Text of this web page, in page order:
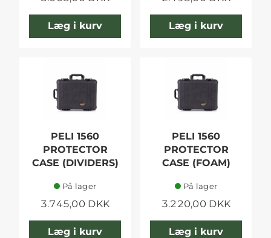
Læg i kurv Læg i kurv
PELI 1560
PROTECTOR
CASE (DIVIDERS)
På lager
3.745,00 DKK
Læg i kurv
PELI 1560
PROTECTOR
CASE (FOAM)
På lager
3.220,00 DKK
Læg i kurv